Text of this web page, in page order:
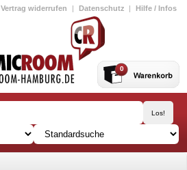
Vertrag widerrufen | Datenschutz | Hilfe / Infos
0